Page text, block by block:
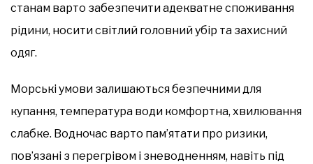
станам варто забезпечити адекватне споживання
рідини, носити світлий головний убір та захисний
одяг.
Морські умови залишаються безпечними для
купання, температура води комфортна, хвилювання
слабке. Водночас варто пам’ятати про ризики,
пов’язані з перегрівом і зневодненням, навіть під